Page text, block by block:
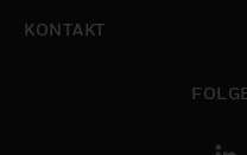
KONTAKT